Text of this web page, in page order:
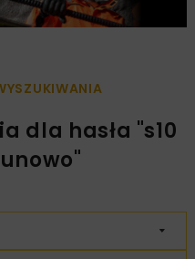
dla hasła "s10